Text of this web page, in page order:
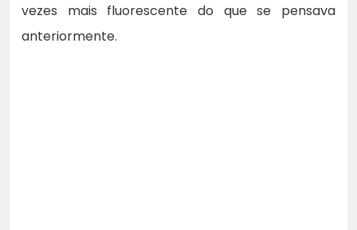
vezes mais fluorescente do que se pensava
anteriormente.